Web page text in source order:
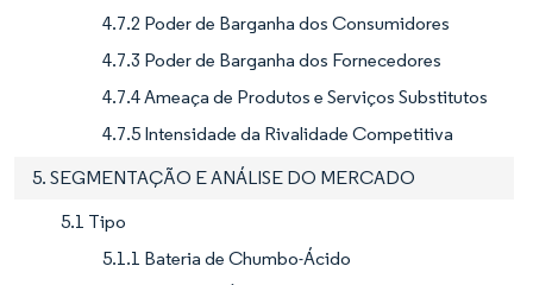
4.7.2 Poder de Barganha dos Consumidores
4.7.3 Poder de Barganha dos Fornecedores
4.7.4 Ameaça de Produtos e Serviços Substitutos
4.7.5 Intensidade da Rivalidade Competitiva
5. SEGMENTAÇÃO E ANÁLISE DO MERCADO
5.1 Tipo
5.1.1 Bateria de Chumbo-Ácido